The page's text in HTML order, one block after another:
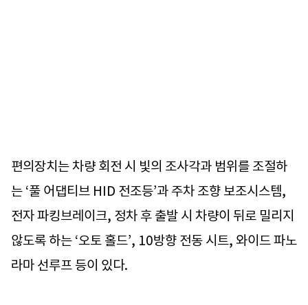
편의장치는 차량 회전 시 빛의 조사각과 범위를 조절하
는 ‘풀 어댑티브 HID 전조등’과 주차 조향 보조시스템,
전자 파킹브레이크, 정차 후 출발 시 차량이 뒤로 밀리지
않도록 하는 ‘오토 홀드’, 10방향 전동 시트, 와이드 파노
라마 선루프 등이 있다.